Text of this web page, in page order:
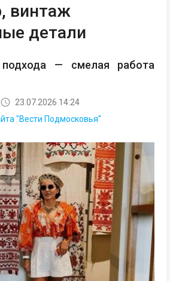
винтаж
детали
— смелая работа
23.07.2026 14:24
"Вести Подмосковья"